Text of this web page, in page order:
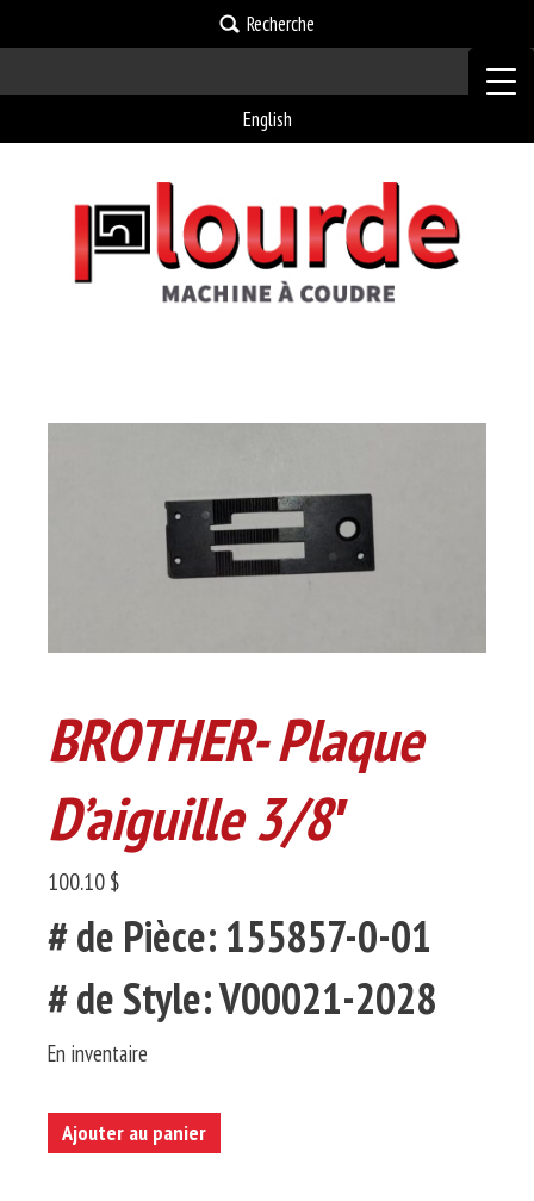
Recherche
English
BROTHER- Plaque
D’aiguille 3/8′
100.10 $
# de Pièce: 155857-0-01
# de Style: V00021-2028
En inventaire
quantité
Ajouter au panier